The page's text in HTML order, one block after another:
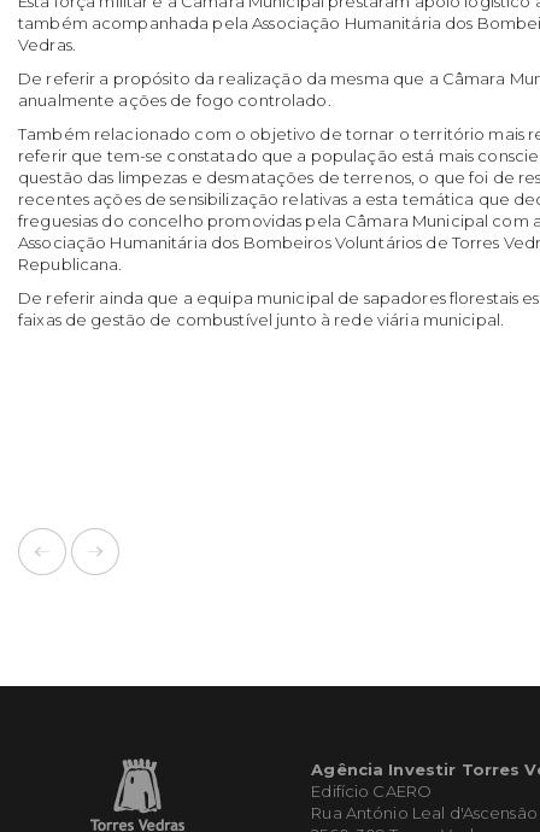
também acompanhada pela Associação Humanitária dos
Vedras.
De referir a propósito da realização da mesma que a Câmara
anualmente ações de fogo controlado.
Também relacionado com o objetivo de tornar o território mais
referir que tem-se constatado que a população está mais
questão das limpezas e desmatações de terrenos, o que foi de
recentes ações de sensibilização relativas a esta temática que
freguesias do concelho promovidas pela Câmara Municipal com
Associação Humanitária dos Bombeiros Voluntários de Torres
Republicana.
De referir ainda que a equipa municipal de sapadores florestais
faixas de gestão de combustível junto à rede viária municipal.
Agência Investir Torres
Edifício CAERO
Rua António Leal d'Ascensão